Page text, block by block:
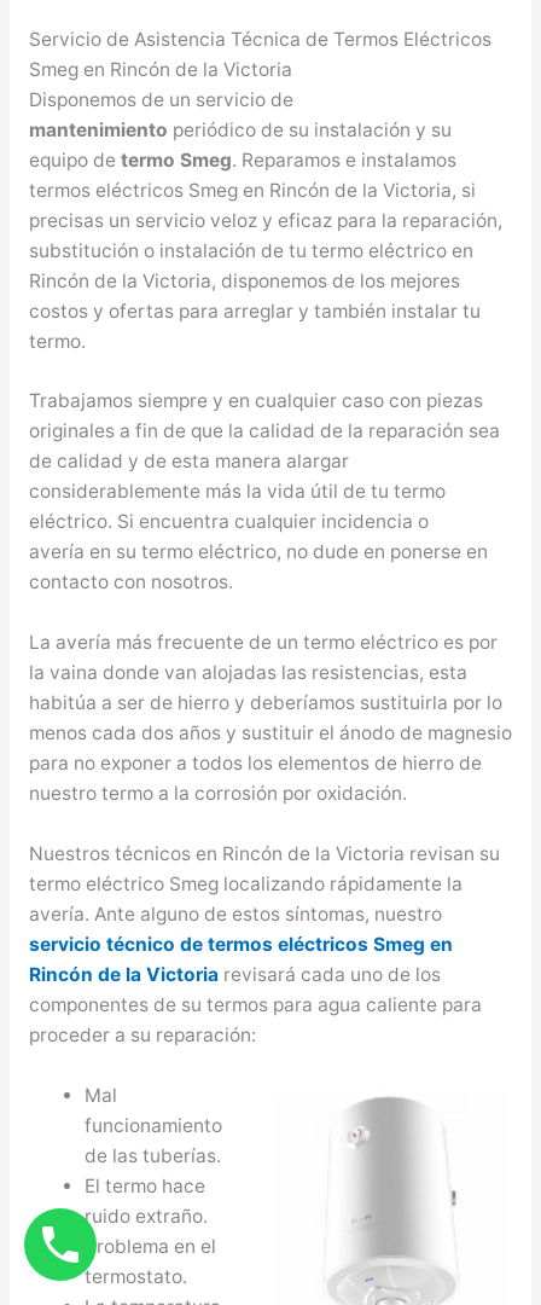
Servicio de Asistencia Técnica de Termos Eléctricos
Smeg en Rincón de la Victoria
Disponemos de un servicio de
mantenimiento periódico de su instalación y su
equipo de termo Smeg. Reparamos e instalamos
termos eléctricos Smeg en Rincón de la Victoria, si
precisas un servicio veloz y eficaz para la reparación,
substitución o instalación de tu termo eléctrico en
Rincón de la Victoria, disponemos de los mejores
costos y ofertas para arreglar y también instalar tu
termo.
Trabajamos siempre y en cualquier caso con piezas
originales a fin de que la calidad de la reparación sea
de calidad y de esta manera alargar
considerablemente más la vida útil de tu termo
eléctrico. Si encuentra cualquier incidencia o
avería en su termo eléctrico, no dude en ponerse en
contacto con nosotros.
La avería más frecuente de un termo eléctrico es por
la vaina donde van alojadas las resistencias, esta
habitúa a ser de hierro y deberíamos sustituirla por lo
menos cada dos años y sustituir el ánodo de magnesio
para no exponer a todos los elementos de hierro de
nuestro termo a la corrosión por oxidación.
Nuestros técnicos en Rincón de la Victoria revisan su
termo eléctrico Smeg localizando rápidamente la
avería. Ante alguno de estos síntomas, nuestro
servicio técnico de termos eléctricos Smeg en
Rincón de la Victoriarevisará cada uno de los
componentes de su termos para agua caliente para
proceder a su reparación:
Mal
funcionamiento
de las tuberías.
El termo hace
ruido extraño.
Problema en el
termostato.